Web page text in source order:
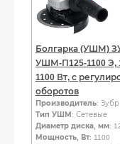
Болгарка (УШМ)
УШМ-П125-1100 Э,
1100 Вт, с
оборотов
Производитель: Зубр
Тип УШМ : Сетевые
Диаметр диска, мм:
Мощность, Вт: 1100